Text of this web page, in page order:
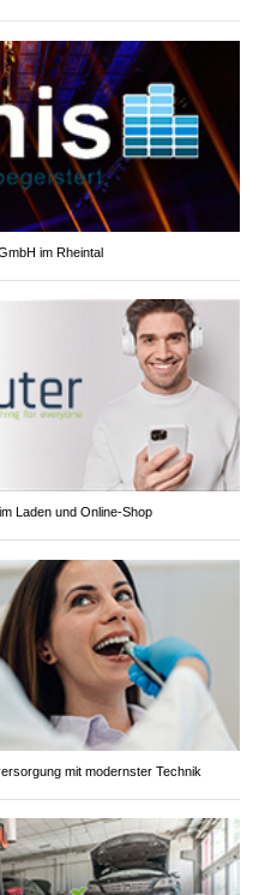
im Rheintal
Laden und Online-Shop
mit modernster Technik